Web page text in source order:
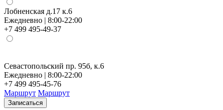
Лобненская д.17 к.6
Ежедневно | 8:00-22:00
+7 499 495-49-37
Севастопольский пр. 95б, к.6
Ежедневно | 8:00-22:00
+7 499 495-45-76
Маршрут Маршрут
Записаться